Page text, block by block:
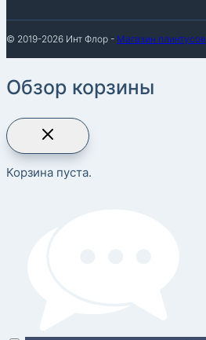
© 2019-2026 Инт Флор - Магазин плинтусов
Обзор корзины
Корзина пуста.